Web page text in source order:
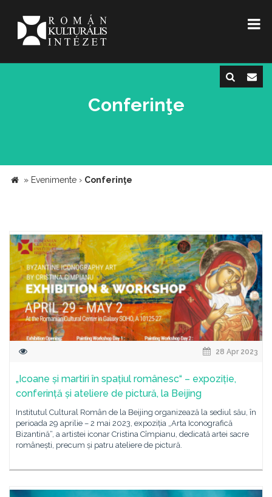
Conferinţe
» Evenimente › Conferinţe
28 Apr 2023
„Icoane și martiri în spațiul românesc“ – expoziție,
conferință și ateliere de pictură, la Beijing
Institutul Cultural Român de la Beijing organizează la sediul său, în
perioada 29 aprilie – 2 mai 2023, expoziția „Arta Iconografică
Bizantină“, a artistei iconar Cristina Cîmpianu, dedicată artei sacre
românești, precum și patru ateliere de pictură.